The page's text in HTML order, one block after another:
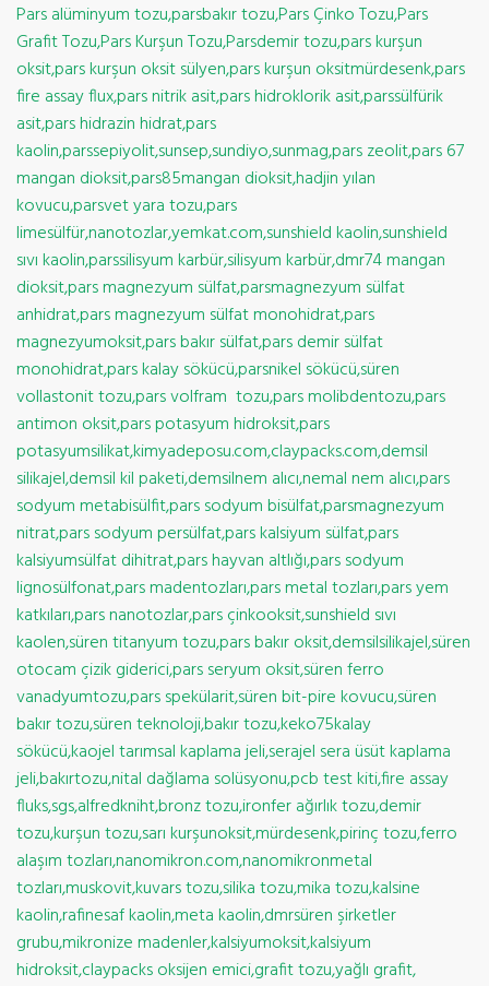
Pars alüminyum tozu,parsbakır tozu,Pars Çinko Tozu,Pars
Grafit Tozu,Pars Kurşun Tozu,Parsdemir tozu,pars kurşun
oksit,pars kurşun oksit sülyen,pars kurşun oksitmürdesenk,pars
fire assay flux,pars nitrik asit,pars hidroklorik asit,parssülfürik
asit,pars hidrazin hidrat,pars
kaolin,parssepiyolit,sunsep,sundiyo,sunmag,pars zeolit,pars 67
mangan dioksit,pars85mangan dioksit,hadjin yılan
kovucu,parsvet yara tozu,pars
limesülfür,nanotozlar,yemkat.com,sunshield kaolin,sunshield
sıvı kaolin,parssilisyum karbür,silisyum karbür,dmr74 mangan
dioksit,pars magnezyum sülfat,parsmagnezyum sülfat
anhidrat,pars magnezyum sülfat monohidrat,pars
magnezyumoksit,pars bakır sülfat,pars demir sülfat
monohidrat,pars kalay sökücü,parsnikel sökücü,süren
vollastonit tozu,pars volfram tozu,pars molibdentozu,pars
antimon oksit,pars potasyum hidroksit,pars
potasyumsilikat,kimyadeposu.com,claypacks.com,demsil
silikajel,demsil kil paketi,demsilnem alıcı,nemal nem alıcı,pars
sodyum metabisülfit,pars sodyum bisülfat,parsmagnezyum
nitrat,pars sodyum persülfat,pars kalsiyum sülfat,pars
kalsiyumsülfat dihitrat,pars hayvan altlığı,pars sodyum
lignosülfonat,pars madentozları,pars metal tozları,pars yem
katkıları,pars nanotozlar,pars çinkooksit,sunshield sıvı
kaolen,süren titanyum tozu,pars bakır oksit,demsilsilikajel,süren
otocam çizik giderici,pars seryum oksit,süren ferro
vanadyumtozu,pars spekülarit,süren bit-pire kovucu,süren
bakır tozu,süren teknoloji,bakır tozu,keko75kalay
sökücü,kaojel tarımsal kaplama jeli,serajel sera üsüt kaplama
jeli,bakırtozu,nital dağlama solüsyonu,pcb test kiti,fire assay
fluks,sgs,alfredkniht,bronz tozu,ironfer ağırlık tozu,demir
tozu,kurşun tozu,sarı kurşunoksit,mürdesenk,pirinç tozu,ferro
alaşım tozları,nanomikron.com,nanomikronmetal
tozları,muskovit,kuvars tozu,silika tozu,mika tozu,kalsine
kaolin,rafinesaf kaolin,meta kaolin,dmrsüren şirketler
grubu,mikronize madenler,kalsiyumoksit,kalsiyum
hidroksit,claypacks oksijen emici,grafit tozu,yağlı grafit,